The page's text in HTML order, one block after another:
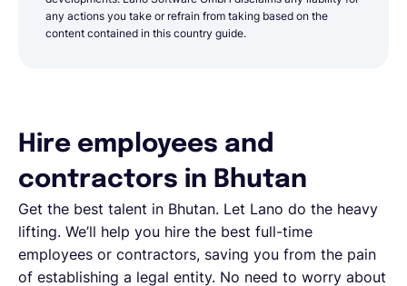
any actions you take or refrain from taking based on the
content contained in this country guide.
Hire employees and
contractors in Bhutan
Get the best talent in Bhutan. Let Lano do the heavy
lifting. We’ll help you hire the best full-time
employees or contractors, saving you from the pain
of establishing a legal entity. No need to worry about